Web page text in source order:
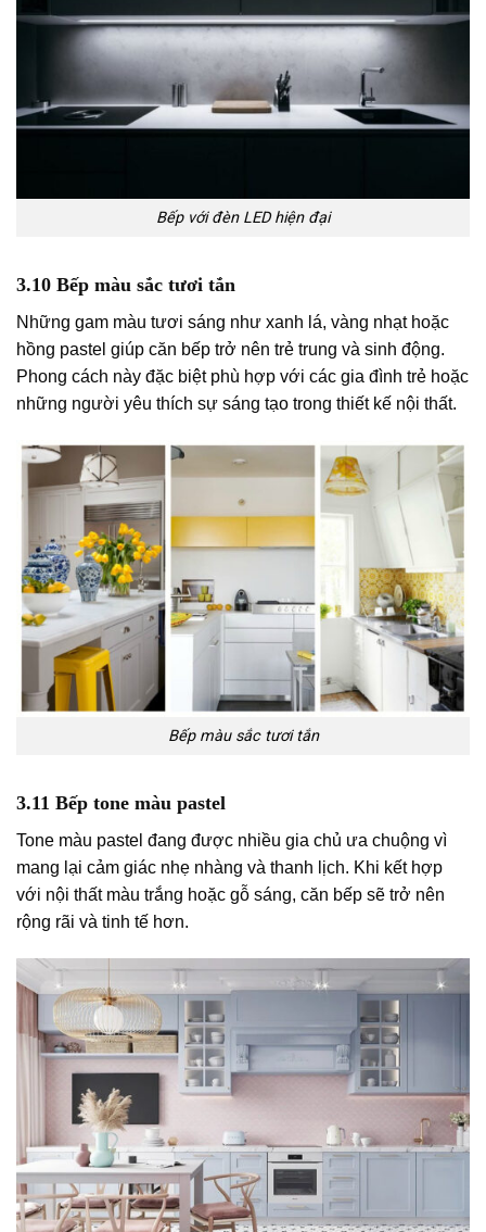
Bếp với đèn LED hiện đại
3.10 Bếp màu sắc tươi tắn
Những gam màu tươi sáng như xanh lá, vàng nhạt hoặc
hồng pastel giúp căn bếp trở nên trẻ trung và sinh động.
Phong cách này đặc biệt phù hợp với các gia đình trẻ hoặc
những người yêu thích sự sáng tạo trong thiết kế nội thất.
Bếp màu sắc tươi tắn
3.11 Bếp tone màu pastel
Tone màu pastel đang được nhiều gia chủ ưa chuộng vì
mang lại cảm giác nhẹ nhàng và thanh lịch. Khi kết hợp
với nội thất màu trắng hoặc gỗ sáng, căn bếp sẽ trở nên
rộng rãi và tinh tế hơn.